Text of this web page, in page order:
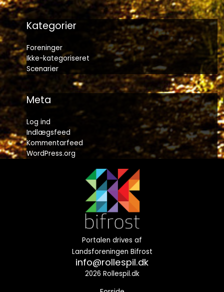
Kategorier
Foreninger
Ikke-kategoriseret
Scenarier
Meta
Log ind
Indlægsfeed
Kommentarfeed
WordPress.org
Portalen drives af
Landsforeningen Bifrost
info@rollespil.dk
2026 Rollespil.dk